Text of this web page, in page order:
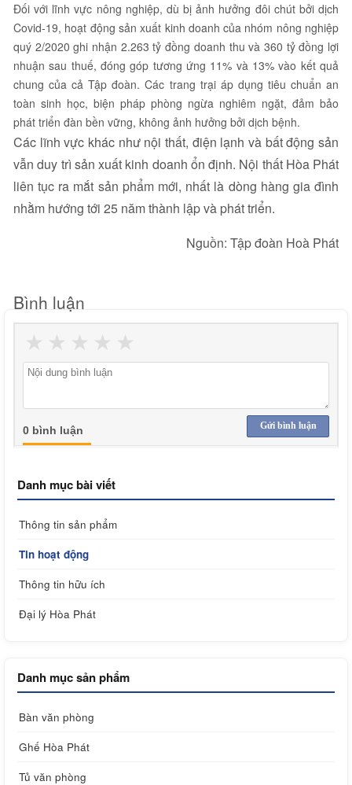
Đối với lĩnh vực nông nghiệp, dù bị ảnh hưởng đôi chút bởi dịch
Covid-19, hoạt động sản xuất kinh doanh của nhóm nông nghiệp
quý 2/2020 ghi nhận 2.263 tỷ đồng doanh thu và 360 tỷ đồng lợi
nhuận sau thuế, đóng góp tương ứng 11% và 13% vào kết quả
chung của cả Tập đoàn. Các trang trại áp dụng tiêu chuẩn an
toàn sinh học, biện pháp phòng ngừa nghiêm ngặt, đảm bảo
phát triển đàn bền vững, không ảnh hưởng bởi dịch bệnh.
Các lĩnh vực khác như nội thất, điện lạnh và bất động sản
vẫn duy trì sản xuất kinh doanh ổn định. Nội thất Hòa Phát
liên tục ra mắt sản phẩm mới, nhất là dòng hàng gia đình
nhằm hướng tới 25 năm thành lập và phát triển.
Nguồn: Tập đoàn Hoà Phát
Bình luận
★
★
★
★
★
Gửi bình luận
0 bình luận
Danh mục bài viết
Thông tin sản phẩm
Tin hoạt động
Thông tin hữu ích
Đại lý Hòa Phát
Danh mục sản phẩm
Bàn văn phòng
Ghế Hòa Phát
Tủ văn phòng